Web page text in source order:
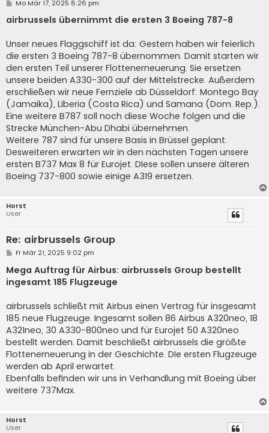
B
i
t
a
g
Mo Mär 17, 2025 8:26 pm
airbrussels übernimmt die ersten 3 Boeing 787-8
Unser neues Flaggschiff ist da: Gestern haben wir feierlich
die ersten 3 Boeing 787-8 übernommen. Damit starten wir
den ersten Teil unserer Flottenerneuerung. Sie ersetzen
unsere beiden A330-300 auf der Mittelstrecke. Außerdem
erschließen wir neue Fernziele ab Düsseldorf: Montego Bay
(Jamaika), Liberia (Costa Rica) und Samana (Dom. Rep.).
Eine weitere B787 soll noch diese Woche folgen und die
Strecke München-Abu Dhabi übernehmen.
Weitere 787 sind für unsere Basis in Brüssel geplant.
Desweiteren erwarten wir in den nächsten Tagen unsere
ersten B737 Max 8 für Eurojet. DIese sollen unsere älteren
Boeing 737-800 sowie einige A319 ersetzen.
Horst
User
Re: airbrussels Group
B
i
t
r
Fr Mär 21, 2025 9:02 pm
Mega Auftrag für Airbus: airbrussels Group bestellt
ingesamt 185 Flugzeuge
airbrussels schließt mit Airbus einen Vertrag für insgesamt
185 neue Flugzeuge. Ingesamt sollen 86 Airbus A320neo, 18
A321neo, 30 A330-800neo und für Eurojet 50 A320neo
bestellt werden. Damit beschließt airbrussels die größte
Flottenerneuerung in der Geschichte. DIe ersten Flugzeuge
werden ab April erwartet.
Ebenfalls befinden wir uns in Verhandlung mit Boeing über
weitere 737Max.
Horst
User